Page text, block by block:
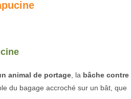
animal de portage , la bâche contre
du bagage accroché sur un bât, que